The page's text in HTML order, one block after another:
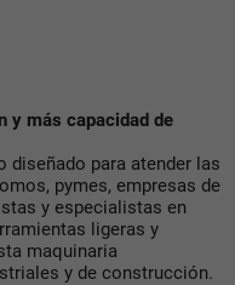
y más capacidad de
diseñado para atender las
pymes, empresas de
y especialistas en
ligeras y
maquinaria
y de construcción.